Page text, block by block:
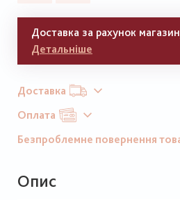
Доставка за рахунок
Детальніше
Доставка
Оплата
Безпроблемне повернення
Опис